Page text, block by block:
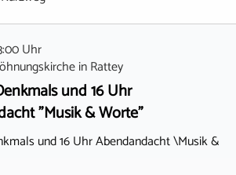
Uhr
inRattey
und 16 Uhr
"Musik & Worte"
und 16 Uhr Abendandacht \Musik &